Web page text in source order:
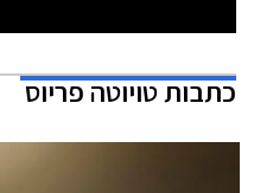
כתבותטויוטה פריוס